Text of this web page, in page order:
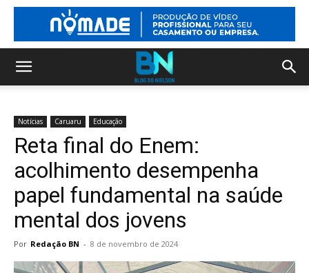
Notícias Caruaru Educação
Reta final do Enem:
acolhimento desempenha
papel fundamental na saúde
mental dos jovens
Por Redação BN - 8 de novembro de 2024